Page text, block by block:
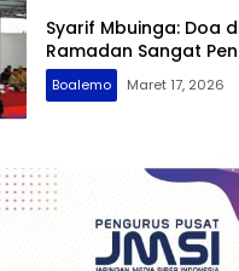
Syarif Mbuinga: Doa
Ramadan Sangat
Boalemo Maret 17, 2026